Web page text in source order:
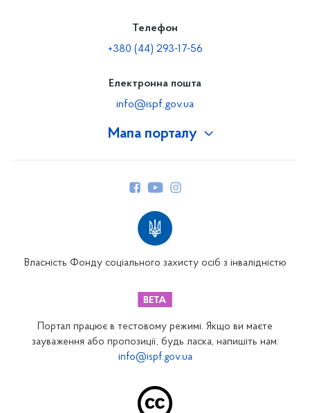
Мапа порталу
Закарпатське відділення
Запорізьке відділення
Телефон
+380 (44) 293-17-56
Електронна пошта
info@ispf.gov.ua
Власність Фонду соціального захисту осіб з інвалідністю
Портал працює в тестовому режимі. Якщо ви маєте
зауваження або пропозиції, будь ласка, напишіть нам:
info@ispf.gov.ua